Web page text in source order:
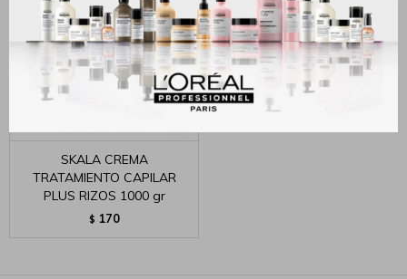
SKALA CREMA
TRATAMIENTO CAPILAR
PLUS RIZOS 1000 gr
$ 170